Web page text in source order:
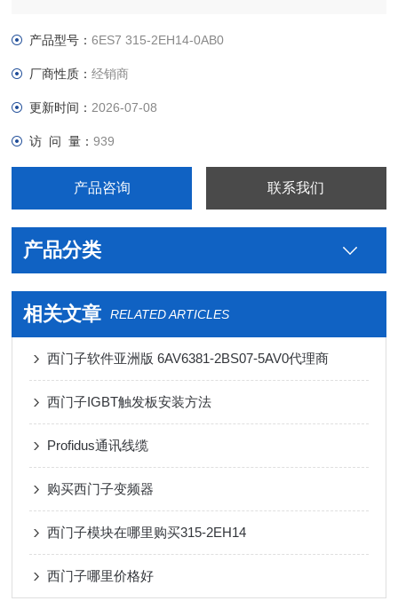
可持续的发展。我们将这种力量称之为“博大精深，同心致远"。
产品型号：6ES7 315-2EH14-0AB0
厂商性质：经销商
更新时间： 2026-07-08
访 问 量：939
产品咨询 联系我们
产品分类
相关文章 RELATED ARTICLES
西门子软件亚洲版 6AV6381-2BS07-5AV0代理商
西门子IGBT触发板安装方法
Profidus通讯线缆
购买西门子变频器
西门子模块在哪里购买315-2EH14
西门子哪里价格好